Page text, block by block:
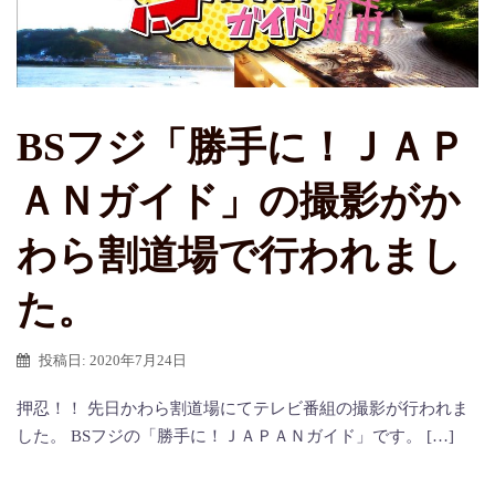
BSフジ「勝手に！ＪＡＰ
ＡＮガイド」の撮影がか
わら割道場で行われまし
た。
投稿日: 2020年7月24日
押忍！！ 先日かわら割道場にてテレビ番組の撮影が行われま
した。 BSフジの「勝手に！ＪＡＰＡＮガイド」です。 […]